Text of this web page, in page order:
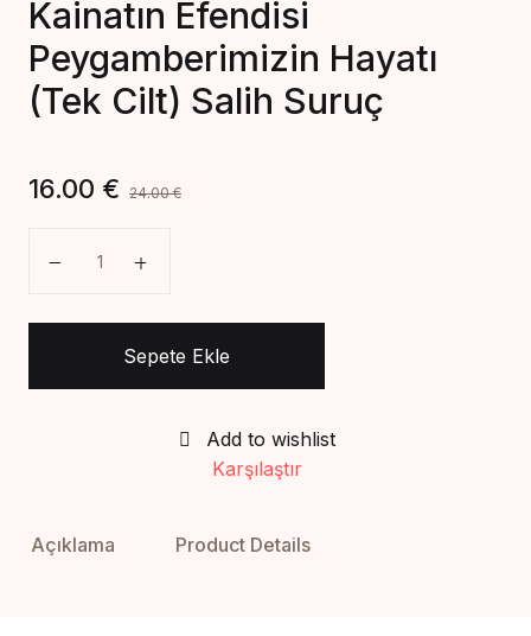
Create Account
Kainatın Efendisi
Peygamberimizin Hayatı
(Tek Cilt) Salih Suruç
16.00 € 24.00€
Sepete Ekle
Add to wishlist
Karşılaştır
Açıklama Product Details